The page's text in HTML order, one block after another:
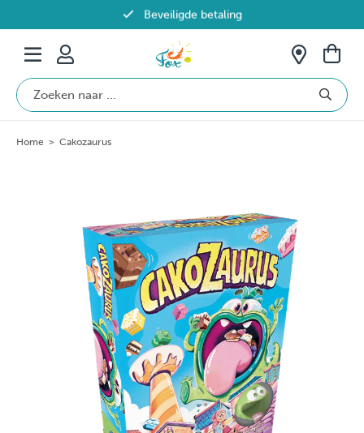
Beveiligde betaling
Gratis verzending vanaf €69 in België
Home > Cakozaurus